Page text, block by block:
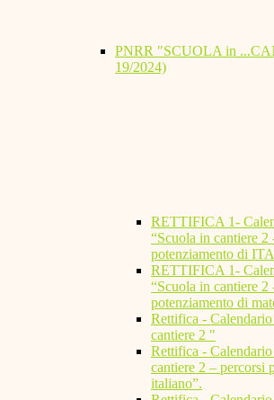
PNRR "SCUOLA in
19/2024)
RETTIFICA 1-
“Scuola in cantiere 2
potenziamento di
RETTIFICA 1-
“Scuola in cantiere 2
potenziamento di
Rettifica -
cantiere 2 "
Rettifica -
cantiere 2 – percorsi
italiano”.